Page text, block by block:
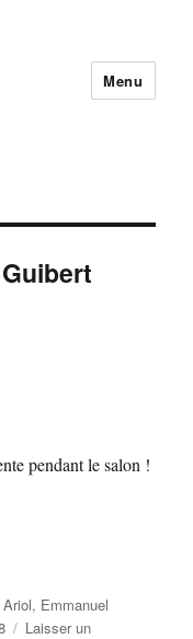
Menu
pendant le salon !
Ariol, Emmanuel
Laisser un